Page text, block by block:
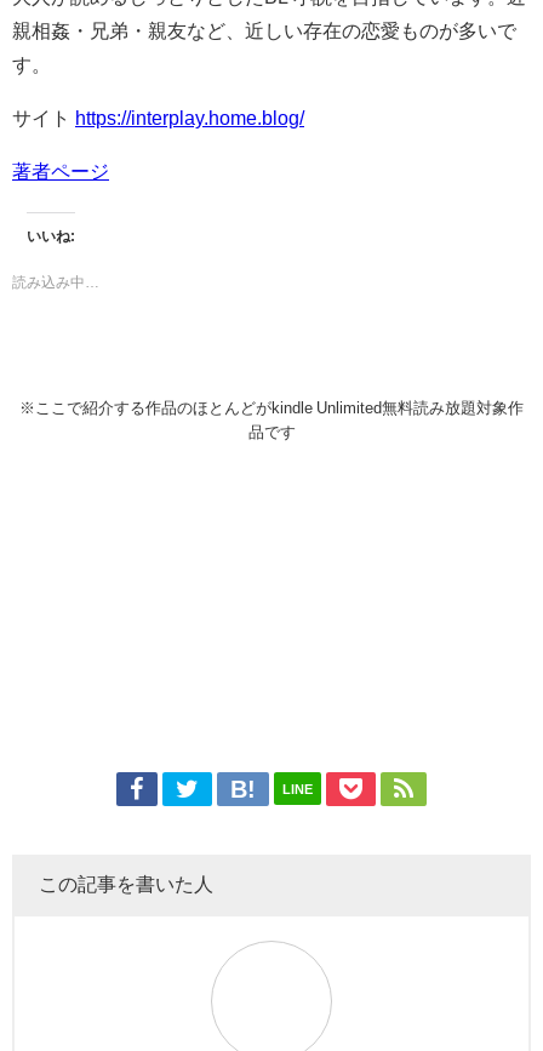
親相姦・兄弟・親友など、近しい存在の恋愛ものが多いで
す。
サイト https://interplay.home.blog/
著者ページ
いいね:
読み込み中…
※ここで紹介する作品のほとんどがkindle Unlimited無料読み放題対象作
品です
LINE
この記事を書いた人